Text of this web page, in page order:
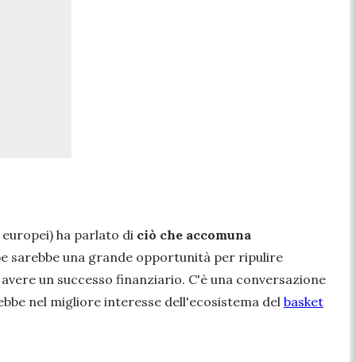
ha parlato di ciò che accomuna
sarebbe una grande opportunità per ripulire
un successo finanziario. C'è una conversazione
nel migliore interesse dell'ecosistema del basket